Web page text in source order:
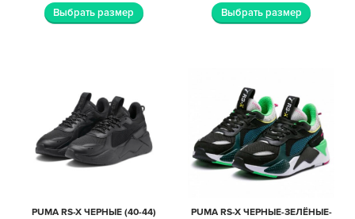
Выбрать размер Выбрать размер
PUMA RS-X ЧЕРНЫЕ (40-44)
PUMA RS-X ЧЕРНЫЕ-ЗЕЛЁНЫЕ-